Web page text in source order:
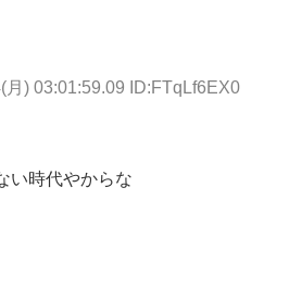
月) 03:01:59.09 ID:FTqLf6EX0
い時代やからな